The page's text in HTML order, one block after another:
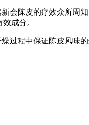
会陈皮的疗效众所周
成分。
过程中保证陈皮风味